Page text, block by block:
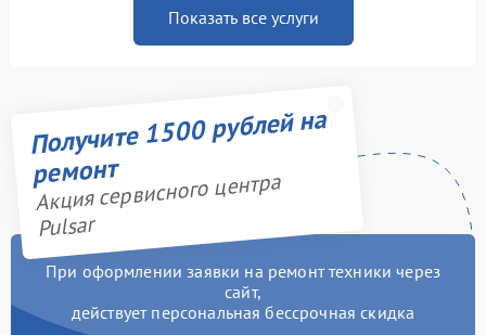
Показать все услуги
Получите 1500 рублей на
ремонт
Акция сервисного центра
Pulsar
При оформлении заявки на ремонт техники через
сайт,
действует персональная бессрочная скидка